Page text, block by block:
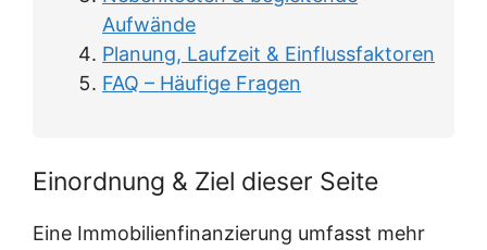
Aufwände
Planung, Laufzeit & Einflussfaktoren
FAQ – Häufige Fragen
Einordnung & Ziel dieser Seite
Eine Immobilienfinanzierung umfasst mehr